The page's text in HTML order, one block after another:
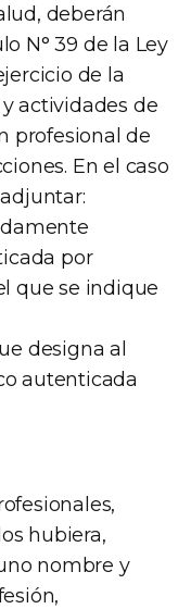
deberán
N° 39 de la Ley
de la
actividades de
profesional de
En el caso
por
que se indique
designa al
autenticada
hubiera,
nombre y